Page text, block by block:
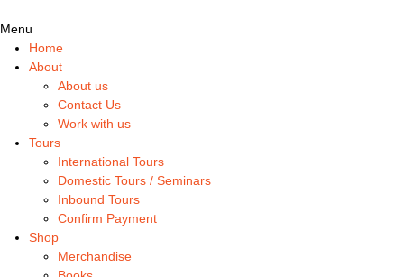
Menu
Home
About
About us
Contact Us
Work with us
Tours
International Tours
Domestic Tours / Seminars
Inbound Tours
Confirm Payment
Shop
Merchandise